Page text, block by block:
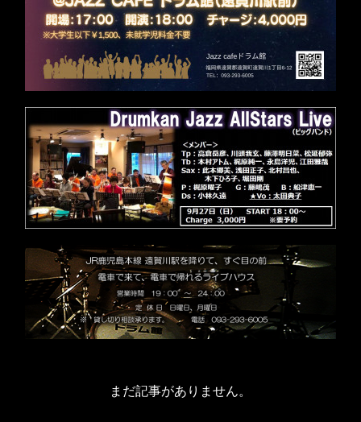
まだ記事がありません。